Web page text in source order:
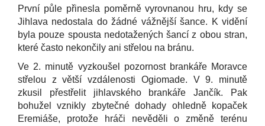
První půle přinesla poměrně vyrovnanou hru, kdy se
Jihlava nedostala do žádné vážnější šance. K vidění
byla pouze spousta nedotažených šancí z obou stran,
které často nekončily ani střelou na bránu.
Ve 2. minutě vyzkoušel pozornost brankáře Moravce
střelou z větší vzdálenosti Ogiomade. V 9. minutě
zkusil přestřelit jihlavského brankáře Jančík. Pak
bohužel vznikly zbytečné dohady ohledně kopaček
Eremiáše, protože hráči nevěděli o změně terénu